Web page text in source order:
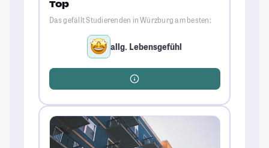
Top
Das gefällt Studierenden in Würzburg am besten:
allg. Lebensgefühl